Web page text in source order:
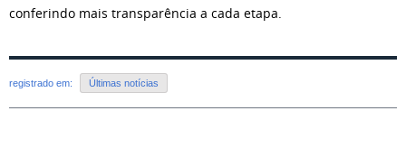
conferindo mais transparência a cada etapa.
registrado em: Últimas notícias